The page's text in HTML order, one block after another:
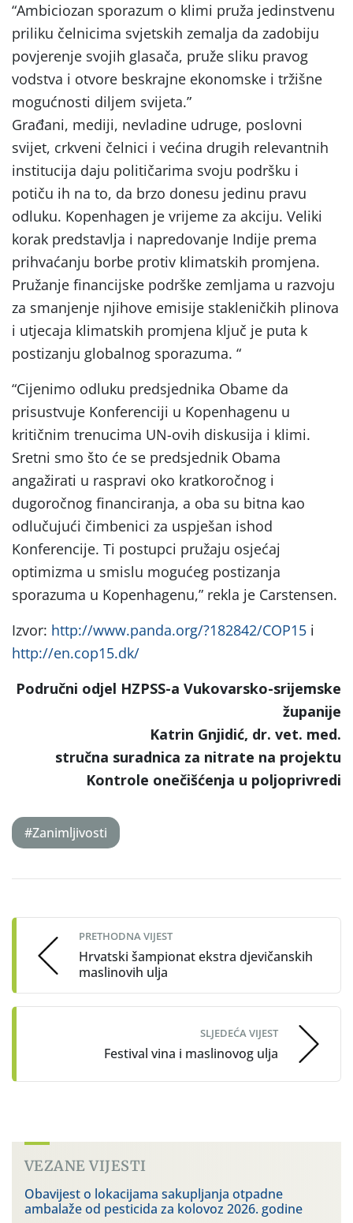
“Ambiciozan sporazum o klimi pruža jedinstvenu
priliku čelnicima svjetskih zemalja da zadobiju
povjerenje svojih glasača, pruže sliku pravog
vodstva i otvore beskrajne ekonomske i tržišne
mogućnosti diljem svijeta.”
Građani, mediji, nevladine udruge, poslovni
svijet, crkveni čelnici i većina drugih relevantnih
institucija daju političarima svoju podršku i
potiču ih na to, da brzo donesu jedinu pravu
odluku. Kopenhagen je vrijeme za akciju. Veliki
korak predstavlja i napredovanje Indije prema
prihvaćanju borbe protiv klimatskih promjena.
Pružanje financijske podrške zemljama u razvoju
za smanjenje njihove emisije stakleničkih plinova
i utjecaja klimatskih promjena ključ je puta k
postizanju globalnog sporazuma. “
“Cijenimo odluku predsjednika Obame da
prisustvuje Konferenciji u Kopenhagenu u
kritičnim trenucima UN-ovih diskusija i klimi.
Sretni smo što će se predsjednik Obama
angažirati u raspravi oko kratkoročnog i
dugoročnog financiranja, a oba su bitna kao
odlučujući čimbenici za uspješan ishod
Konferencije. Ti postupci pružaju osjećaj
optimizma u smislu mogućeg postizanja
sporazuma u Kopenhagenu,” rekla je Carstensen.
Izvor: http://www.panda.org/?182842/COP15 i
http://en.cop15.dk/
Područni odjel HZPSS-a Vukovarsko-srijemske
županije
Katrin Gnjidić, dr. vet. med.
stručna suradnica za nitrate na projektu
Kontrole onečišćenja u poljoprivredi
#Zanimljivosti
navigation
PRETHODNA VIJEST
Hrvatski šampionat ekstra djevičanskih
maslinovih ulja
SLJEDEĆA VIJEST
Festival vina i maslinovog ulja
VEZANE VIJESTI
Obavijest o lokacijama sakupljanja otpadne
ambalaže od pesticida za kolovoz 2026. godine